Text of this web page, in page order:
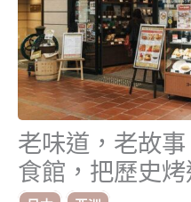
老味道，老故
食館，把歷史